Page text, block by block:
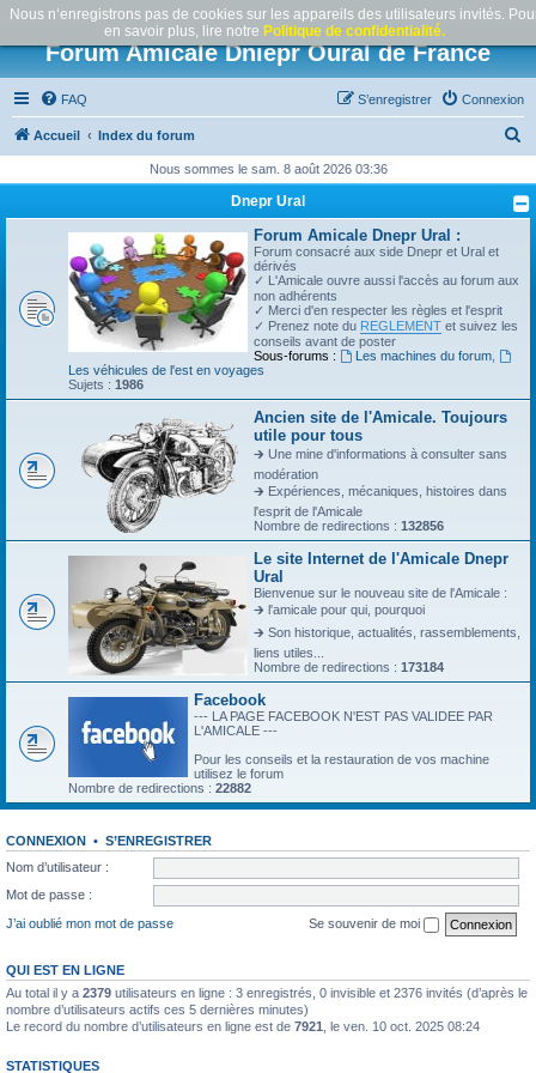
Nous n‘enregistrons pas de cookies sur les appareils des utilisateurs invités.
en savoir plus, lire notre Politique de confidentialité.
Forum Amicale Dniepr Oural de France
FAQ Connexion
S’enregistrer
Accueil Index du forum
h
Nous sommes le sam. 8 août 2026 03:36
Dnepr Ural
Forum Amicale Dnepr Ural :
Forum consacré aux side Dnepr et Ural et
dérivés
✓ L'Amicale ouvre aussi l'accès au forum aux
non adhérents
✓ Merci d'en respecter les règles et l'esprit
✓ Prenez note du REGLEMENT et suivez les
conseils avant de poster
Sous-forums :
Les machines du forum,
Les véhicules de l'est en voyages
Sujets : 1986
Ancien site de l'Amicale. Toujours
utile pour tous
🡲 Une mine d'informations à consulter sans
modération
🡲 Expériences, mécaniques, histoires dans
l'esprit de l'Amicale
Nombre de redirections : 132856
Le site Internet de l'Amicale Dnepr
Ural
Bienvenue sur le nouveau site de l'Amicale :
🡲 l'amicale pour qui, pourquoi
🡲 Son historique, actualités, rassemblements,
liens utiles...
Nombre de redirections : 173184
Facebook
--- LA PAGE FACEBOOK N'EST PAS VALIDEE PAR
L'AMICALE ---
Pour les conseils et la restauration de vos machine
utilisez le forum
Nombre de redirections : 22882
CONNEXION • S’ENREGISTRER
Nom d’utilisateur :
Mot de passe :
J’ai oublié mon mot de passe
Se souvenir de moi
QUI EST EN LIGNE
Au total il y a 2379 utilisateurs en ligne : 3 enregistrés, 0 invisible et 2376 invités (d’après le
nombre d’utilisateurs actifs ces 5 dernières minutes)
Le record du nombre d’utilisateurs en ligne est de 7921 , le ven. 10 oct. 2025 08:24
STATISTIQUES